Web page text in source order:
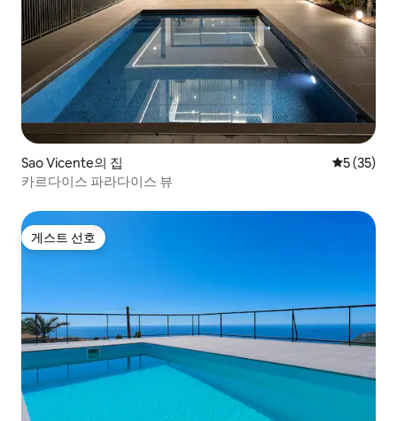
Sao Vicente의 집 평점 5점
5 (35)
카르다이스 파라다이스 뷰
게스트 선호
게스트 선호